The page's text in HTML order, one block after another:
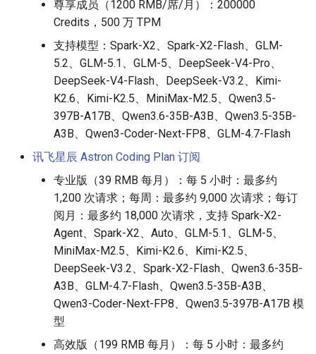
尊享成员（1200 RMB/席/月）：200000
Credits，500 万 TPM
支持模型：Spark-X2、Spark-X2-Flash、GLM-
5.2、GLM-5.1、GLM-5、DeepSeek-V4-Pro、
DeepSeek-V4-Flash、DeepSeek-V3.2、Kimi-
K2.6、Kimi-K2.5、MiniMax-M2.5、Qwen3.5-
397B-A17B、Qwen3.6-35B-A3B、Qwen3.5-35B-
A3B、Qwen3-Coder-Next-FP8、GLM-4.7-Flash
讯飞星辰 Astron Coding Plan 订阅
专业版（39 RMB 每月）：每 5 小时：最多约
1,200 次请求；每周：最多约 9,000 次请求；每订
阅月：最多约 18,000 次请求，支持 Spark-X2-
Agent、Spark-X2、Auto、GLM-5.1、GLM-5、
MiniMax-M2.5、Kimi-K2.6、Kimi-K2.5、
DeepSeek-V3.2、Spark-X2-Flash、Qwen3.6-35B-
A3B、GLM-4.7-Flash、Qwen3.5-35B-A3B、
Qwen3-Coder-Next-FP8、Qwen3.5-397B-A17B 模
型
高效版（199 RMB 每月）：每 5 小时：最多约